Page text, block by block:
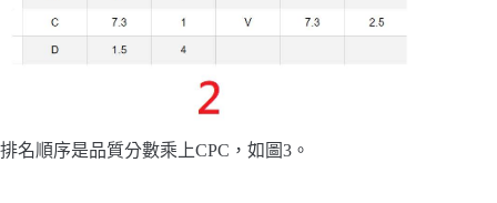
排名順序是品質分數乘上CPC，如圖3。